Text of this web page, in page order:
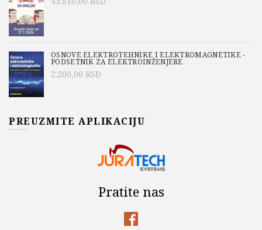
OSNOVE ELEKTROTEHNIKE I ELEKTROMAGNETIKE -
PODSETNIK ZA ELEKTROINŽENJERE
2.200,00 RSD
PREUZMITE APLIKACIJU
Pratite nas